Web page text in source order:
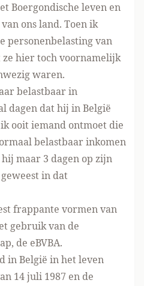
Boergondische leven en
ons land. Toen ik
personenbelasting van
hier toch voornamelijk
waren.
belastbaar in
dagen dat hij in België
ooit iemand ontmoet die
belastbaar inkomen
maar 3 dagen op zijn
in dat
frappante vormen van
gebruik van de
de eBVBA.
in België in het leven
14 juli 1987 en de